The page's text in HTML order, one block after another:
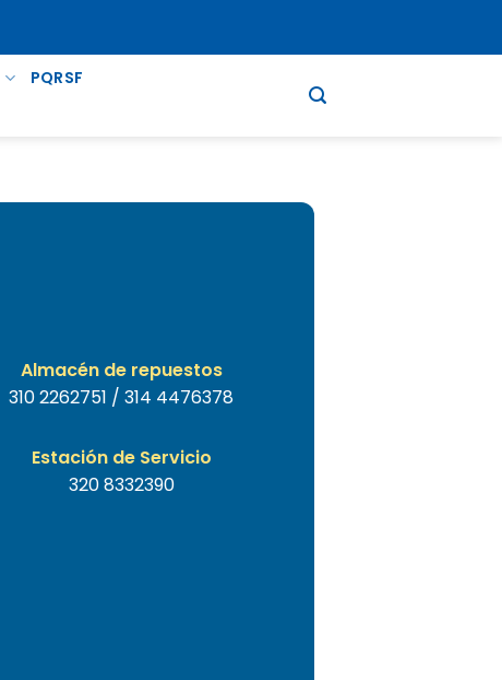
PQRSF
Almacén de repuestos
310 2262751 / 314 4476378
Estación de Servicio
320 8332390